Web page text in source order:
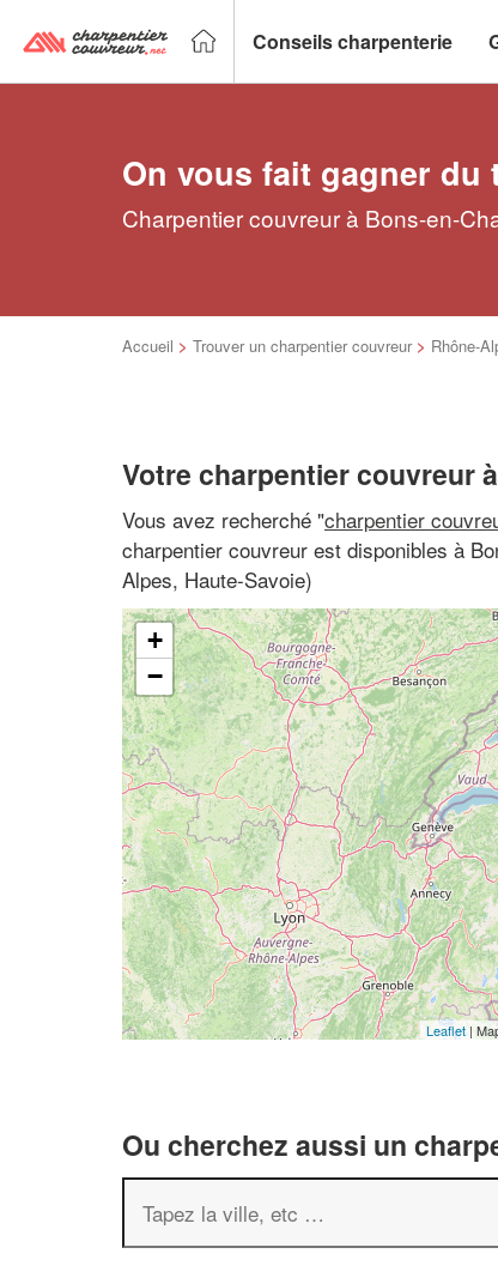
Conseils charpenterie
On vous fait gagner du
Charpentier couvreur à Bons-en-
Accueil > Trouver un charpentier couvreur > Rhône-
Votre charpentier couvreur
Vous avez recherché "charpentier
charpentier couvreur est disponibles à
Alpes, Haute-Savoie)
+
−
Leaflet|
Ou cherchez aussi un